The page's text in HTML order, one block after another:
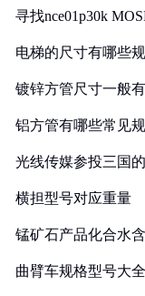
寻找nce01p30k
电梯的尺寸有哪些
镀锌方管尺寸一般
铝方管有哪些常见
光线传媒参投三国
横担型号对应重量
锰矿石产品化合水
曲臂车规格型号大全